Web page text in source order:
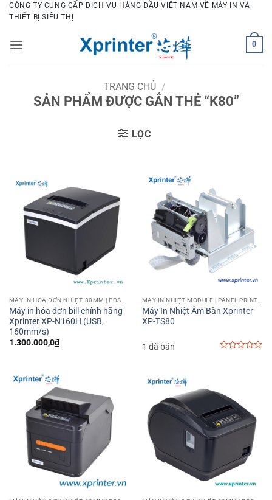
Bỏ
qua
dung
CÔNG TY CUNG CẤP DỊCH VỤ HÀNG ĐẦU VIỆT NAM VỀ MÁY IN VÀ
THIẾT BỊ SIÊU THỊ
0
TRANG CHỦ /
SẢN PHẨM ĐƯỢC GẮN THẺ “K80”
LỌC
Máy in hóa đơn bill chính hãng
Xprinter XP-N160H (USB,
160mm/s)
1.300.000,0₫
Máy In Nhiệt Âm Bàn Xprinter
XP-TS80
1 đã bán